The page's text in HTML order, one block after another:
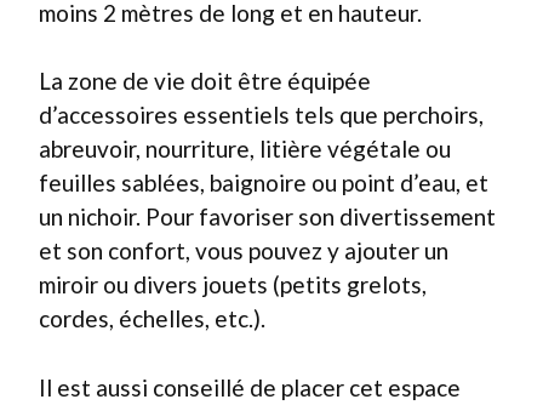
moins 2 mètres de long et en hauteur.
La zone de vie doit être équipée
d’accessoires essentiels tels que perchoirs,
abreuvoir, nourriture, litière végétale ou
feuilles sablées, baignoire ou point d’eau, et
un nichoir. Pour favoriser son divertissement
et son confort, vous pouvez y ajouter un
miroir ou divers jouets (petits grelots,
cordes, échelles, etc.).
Il est aussi conseillé de placer cet espace